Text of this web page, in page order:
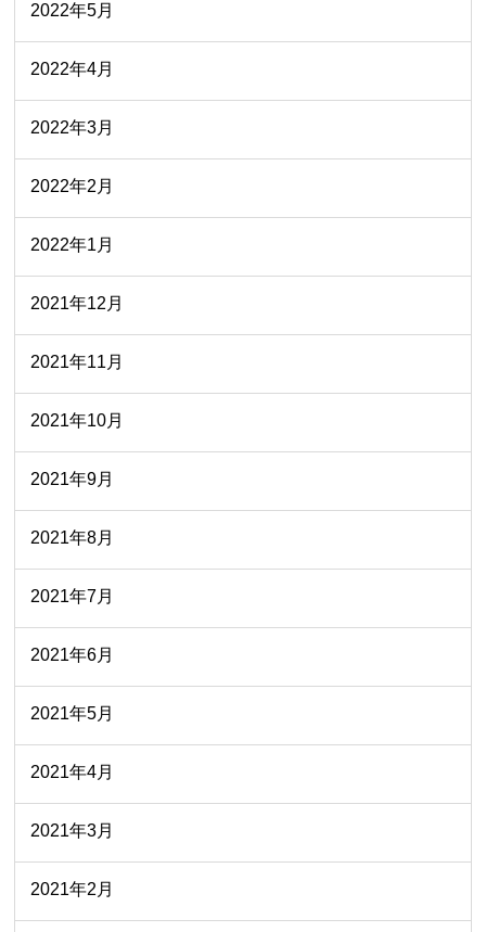
2022年5月
2022年4月
2022年3月
2022年2月
2022年1月
2021年12月
2021年11月
2021年10月
2021年9月
2021年8月
2021年7月
2021年6月
2021年5月
2021年4月
2021年3月
2021年2月